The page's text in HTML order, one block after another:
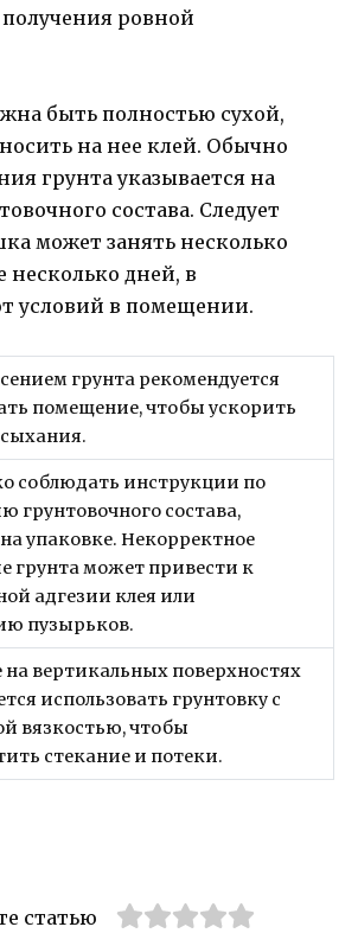
ровной
быть полностью сухой,
на нее клей. Обычно
грунта указывается на
состава. Следует
может занять несколько
несколько дней, в
условий в помещении.
грунта рекомендуется
помещение, чтобы ускорить
соблюдать инструкции по
грунтовочного состава,
упаковке. Некорректное
грунта может привести к
адгезии клея или
пузырьков.
вертикальных поверхностях
использовать грунтовку с
вязкостью, чтобы
стекание и потеки.
статью